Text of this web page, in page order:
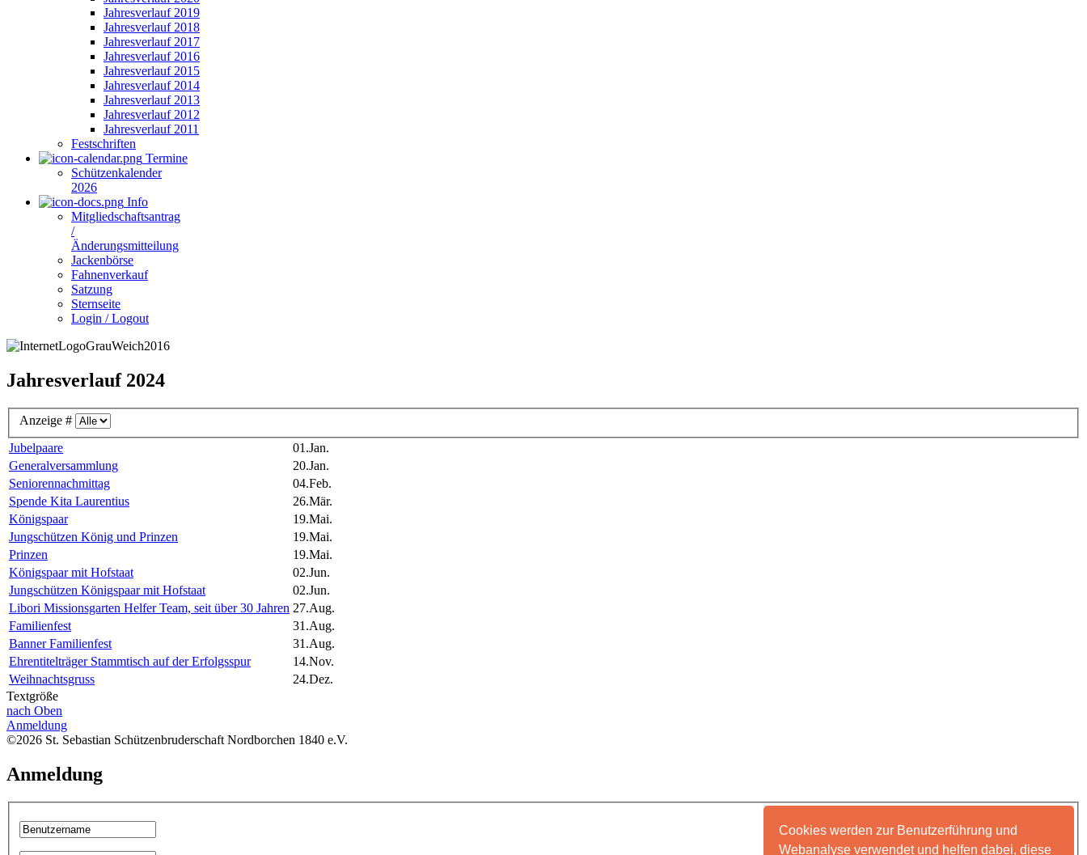
Cookies werden zur Benutzerführung und
Webanalyse verwendet und helfen dabei, diese
Jahresverlauf 2019
Jahresverlauf 2018
Jahresverlauf 2017
Jahresverlauf 2016
Jahresverlauf 2015
Jahresverlauf 2014
Jahresverlauf 2013
Jahresverlauf 2012
Jahresverlauf 2011
Festschriften
Termine
Schützenkalender
2026
Info
Mitgliedschaftsantrag
/
Änderungsmitteilung
Jackenbörse
Fahnenverkauf
Satzung
Sternseite
Login / Logout
Jahresverlauf 2024
Anzeige #
Jubelpaare
01.Jan.
Generalversammlung
20.Jan.
Seniorennachmittag
04.Feb.
Spende Kita Laurentius
26.Mär.
Königspaar
19.Mai.
Jungschützen König und Prinzen
19.Mai.
Prinzen
19.Mai.
Königspaar mit Hofstaat
02.Jun.
Jungschützen Königspaar mit Hofstaat
02.Jun.
Libori Missionsgarten Helfer Team, seit über 30 Jahren 27.Aug.
Familienfest
31.Aug.
Banner Familienfest
31.Aug.
Ehrentitelträger Stammtisch auf der Erfolgsspur
14.Nov.
Weihnachtsgruss
24.Dez.
Textgröße
nach Oben
Anmeldung
©2026 St. Sebastian Schützenbruderschaft Nordborchen 1840 e.V.
Anmeldung